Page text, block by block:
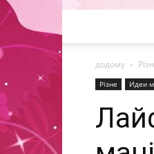
додому
Різне Идеи